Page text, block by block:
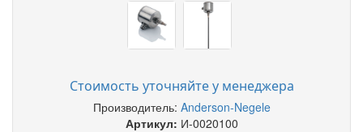
Стоимость уточняйте у менеджера
Производитель: Anderson-Negele
Артикул: И-0020100